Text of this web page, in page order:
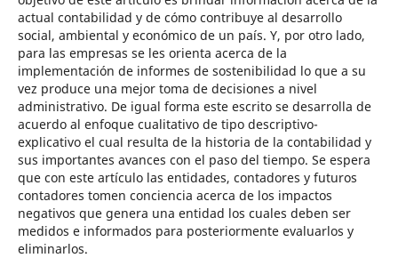
actual contabilidad y de cómo contribuye al desarrollo
social, ambiental y económico de un país. Y, por otro lado,
para las empresas se les orienta acerca de la
implementación de informes de sostenibilidad lo que a su
vez produce una mejor toma de decisiones a nivel
administrativo. De igual forma este escrito se desarrolla de
acuerdo al enfoque cualitativo de tipo descriptivo-
explicativo el cual resulta de la historia de la contabilidad y
sus importantes avances con el paso del tiempo. Se espera
que con este artículo las entidades, contadores y futuros
contadores tomen conciencia acerca de los impactos
negativos que genera una entidad los cuales deben ser
medidos e informados para posteriormente evaluarlos y
eliminarlos.